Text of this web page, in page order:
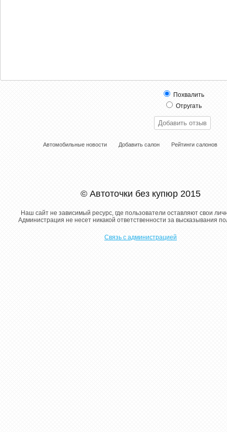
Похвалить
Отругать
Автомобильные новости Добавить салон Рейтинги салонов
© Автоточки без купюр 2015
Наш сайт не зависимый ресурс, где пользователи оставляют свои
Администрация не несет никакой ответственности за высказывания
Связь с администрацией